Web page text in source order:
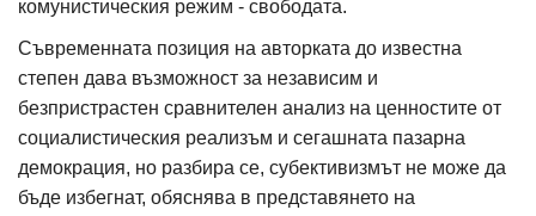
комунистическия режим - свободата.
Съвременната позиция на авторката до известна
степен дава възможност за независим и
безпристрастен сравнителен анализ на ценностите от
социалистическия реализъм и сегашната пазарна
демокрация, но разбира се, субективизмът не може да
бъде избегнат, обяснява в представянето на